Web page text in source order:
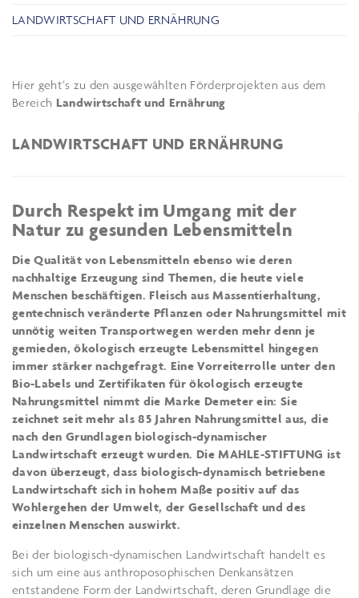
LANDWIRTSCHAFT UND ERNÄHRUNG
Hier geht‘s zu den ausgewählten Förderprojekten aus dem
Bereich Landwirtschaft und Ernährung
LANDWIRTSCHAFT UND ERNÄHRUNG
Durch Respekt im Umgang mit der
Natur zu gesunden Lebensmitteln
Die Qualität von Lebensmitteln ebenso wie deren
nachhaltige Erzeugung sind Themen, die heute viele
Menschen beschäftigen. Fleisch aus Massentierhaltung,
gentechnisch veränderte Pflanzen oder Nahrungsmittel mit
unnötig weiten Transportwegen werden mehr denn je
gemieden, ökologisch erzeugte Lebensmittel hingegen
immer stärker nachgefragt. Eine Vorreiterrolle unter den
Bio-Labels und Zertifikaten für ökologisch erzeugte
Nahrungsmittel nimmt die Marke Demeter ein: Sie
zeichnet seit mehr als 85 Jahren Nahrungsmittel aus, die
nach den Grundlagen biologisch-dynamischer
Landwirtschaft erzeugt wurden. Die MAHLE-STIFTUNG ist
davon überzeugt, dass biologisch-dynamisch betriebene
Landwirtschaft sich in hohem Maße positiv auf das
Wohlergehen der Umwelt, der Gesellschaft und des
einzelnen Menschen auswirkt.
Bei der biologisch-dynamischen Landwirtschaft handelt es
sich um eine aus anthroposophischen Denkansätzen
entstandene Form der Landwirtschaft, deren Grundlage die